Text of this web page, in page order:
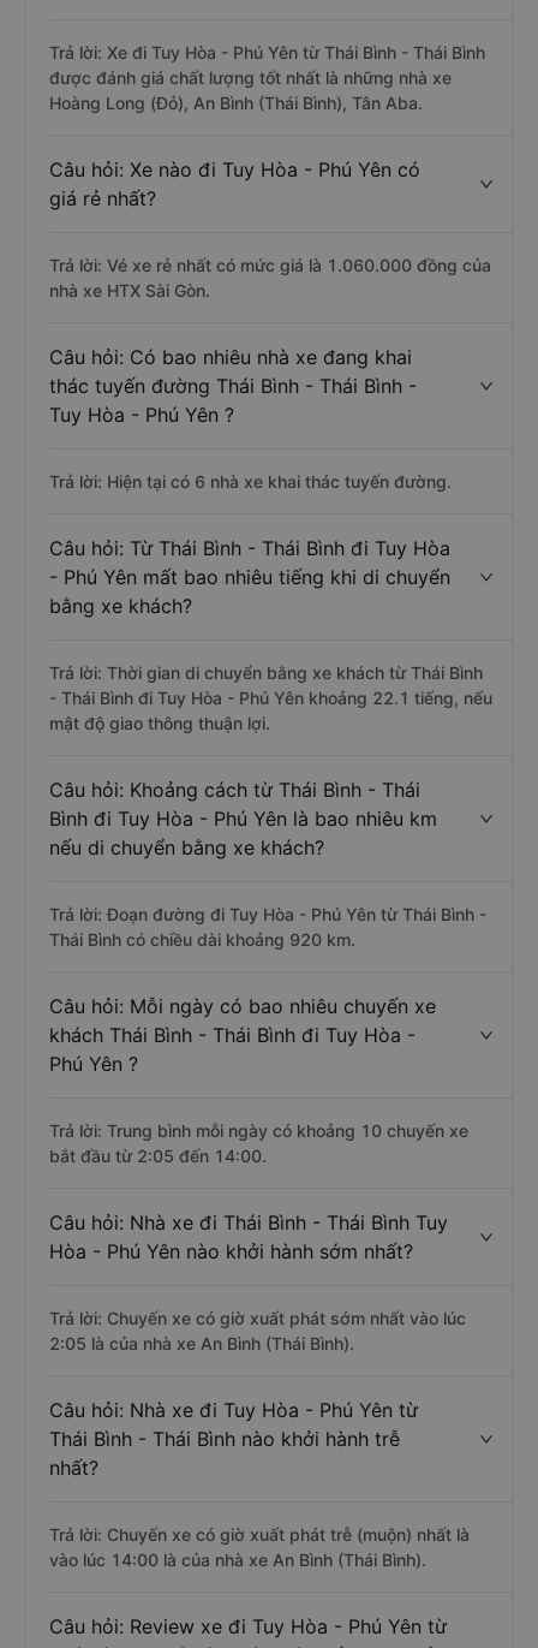
Trả lời: Xe đi Tuy Hòa - Phú Yên từ Thái Bình - Thái Bình
được đánh giá chất lượng tốt nhất là những nhà xe
Hoàng Long (Đỏ), An Bình (Thái Bình), Tân Aba.
Câu hỏi: Xe nào đi Tuy Hòa - Phú Yên có
giá rẻ nhất?
Trả lời: Vé xe rẻ nhất có mức giá là 1.060.000 đồng của
nhà xe HTX Sài Gòn.
Câu hỏi: Có bao nhiêu nhà xe đang khai
thác tuyến đường Thái Bình - Thái Bình -
Tuy Hòa - Phú Yên ?
Trả lời: Hiện tại có 6 nhà xe khai thác tuyến đường.
Câu hỏi: Từ Thái Bình - Thái Bình đi Tuy Hòa
- Phú Yên mất bao nhiêu tiếng khi di chuyển
bằng xe khách?
Trả lời: Thời gian di chuyển bằng xe khách từ Thái Bình
- Thái Bình đi Tuy Hòa - Phú Yên khoảng 22.1 tiếng, nếu
mật độ giao thông thuận lợi.
Câu hỏi: Khoảng cách từ Thái Bình - Thái
Bình đi Tuy Hòa - Phú Yên là bao nhiêu km
nếu di chuyển bằng xe khách?
Trả lời: Đoạn đường đi Tuy Hòa - Phú Yên từ Thái Bình -
Thái Bình có chiều dài khoảng 920 km.
Câu hỏi: Mỗi ngày có bao nhiêu chuyến xe
khách Thái Bình - Thái Bình đi Tuy Hòa -
Phú Yên ?
Trả lời: Trung bình mỗi ngày có khoảng 10 chuyến xe
bắt đầu từ 2:05 đến 14:00.
Câu hỏi: Nhà xe đi Thái Bình - Thái Bình Tuy
Hòa - Phú Yên nào khởi hành sớm nhất?
Trả lời: Chuyến xe có giờ xuất phát sớm nhất vào lúc
2:05 là của nhà xe An Bình (Thái Bình).
Câu hỏi: Nhà xe đi Tuy Hòa - Phú Yên từ
Thái Bình - Thái Bình nào khởi hành trễ
nhất?
Trả lời: Chuyến xe có giờ xuất phát trễ (muộn) nhất là
vào lúc 14:00 là của nhà xe An Bình (Thái Bình).
Câu hỏi: Review xe đi Tuy Hòa - Phú Yên từ